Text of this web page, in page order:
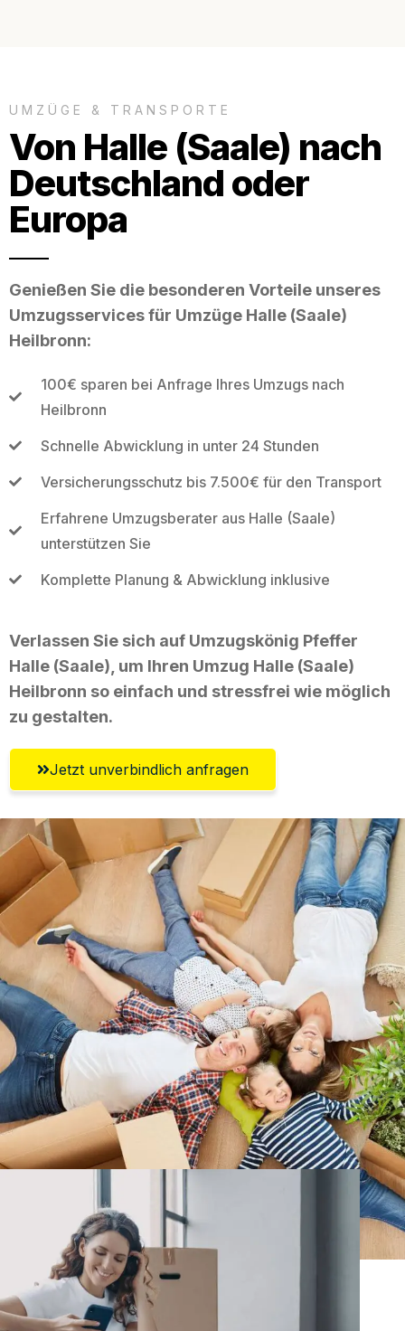
UMZÜGE & TRANSPORTE
Von Halle (Saale) nach
Deutschland oder
Europa
Genießen Sie die besonderen Vorteile unseres
Umzugsservices für Umzüge Halle (Saale)
Heilbronn:
100€ sparen bei Anfrage Ihres Umzugs nach
Heilbronn
Schnelle Abwicklung in unter 24 Stunden
Versicherungsschutz bis 7.500€ für den Transport
Erfahrene Umzugsberater aus Halle (Saale)
unterstützen Sie
Komplette Planung & Abwicklung inklusive
Verlassen Sie sich auf Umzugskönig Pfeffer
Halle (Saale), um Ihren Umzug Halle (Saale)
Heilbronn so einfach und stressfrei wie möglich
zu gestalten.
Jetzt unverbindlich anfragen